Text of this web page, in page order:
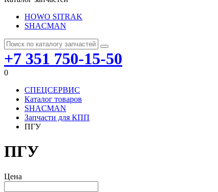
HOWO SITRAK
SHACMAN
+7 351 750-15-50
0
СПЕЦСЕРВИС
Каталог товаров
SHACMAN
Запчасти для КПП
ПГУ
ПГУ
Цена